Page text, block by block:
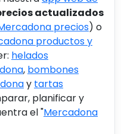
actualizados
precios) o
productos y
helados
, bombones
y tartas
planificar y
el "Mercadona